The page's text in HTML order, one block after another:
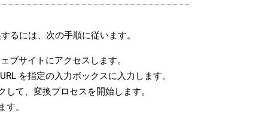
るには、次の手順に従います。
ブサイトにアクセスします。
を指定の入力ボックスに入力します。
して、変換プロセスを開始します。
。